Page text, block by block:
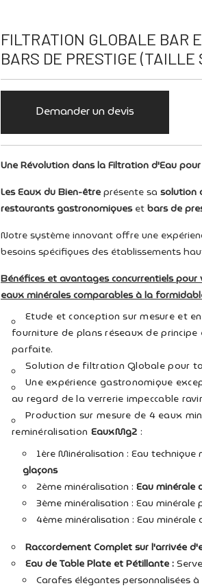
FILTRATION GLOBALE BAR
BARS DE PRESTIGE (TAILLE
Demander un devis
Une Révolution dans la Filtration d'Eau
Les Eaux du Bien-êtreprésente sa solution
restaurants gastronomiquesetbars de
Notre système innovant offre une
besoins spécifiques des établissements
Bénéfices et avantages concurrentiels
eaux minérales comparables à la
Etude et conception sur mesure et
fourniture de plans réseaux de
parfaite.
Solution de filtration Globalepour
Une expérience gastronomique
au regard de la verrerie impeccable
Production sur mesure de 4 eaux
reminéralisation EauxMg2 :
1ère Minéralisation : Eau technique
glaçons
2ème minéralisation : Eau
3ème minéralisation : Eau minérale
4ème minéralisation : Eau minérale
Raccordement Complet sur l'arrivée
Eau de Table Plate et Pétillante :
Carafes élégantes personnalisées